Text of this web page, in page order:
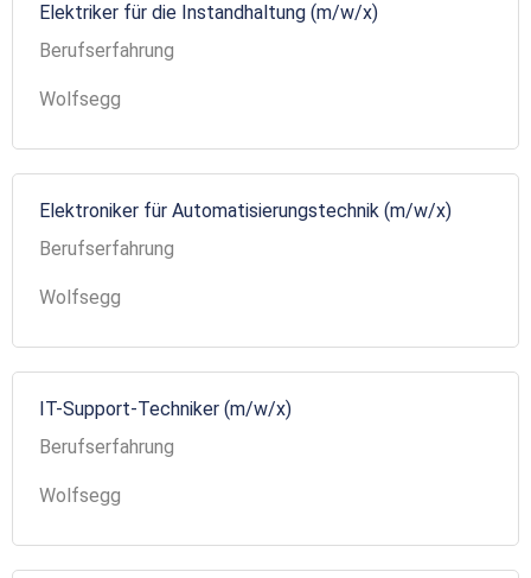
Elektriker für die Instandhaltung (m/w/x)
Berufserfahrung
Wolfsegg
Elektroniker für Automatisierungstechnik (m/w/x)
Berufserfahrung
Wolfsegg
IT-Support-Techniker (m/w/x)
Berufserfahrung
Wolfsegg